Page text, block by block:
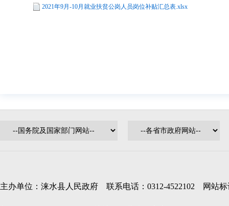
2021年9月-10月就业扶贫公岗人员岗位补贴汇总表.xlsx
主办单位：涞水县人民政府 联系电话：0312-4522102 网站标